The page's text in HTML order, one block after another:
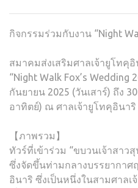
กิจกรรมร่วมกับงาน “Night
สมาคมส่งเสริมศาลเจ้ายูโทคุ
“Night Walk Fox’s Wedding
กันยายน 2025 (วันเสาร์) ถึง
อาทิตย์) ณ ศาลเจ้ายูโทคุอินา
【ภาพรวม】
ทัวร์ที่เข้าร่วม “ขบวนเจ้าสา
ซึ่งจัดขึ้นท่ามกลางบรรยากาศ
อินาริ ซึ่งเป็นหนึ่งในสามศาล